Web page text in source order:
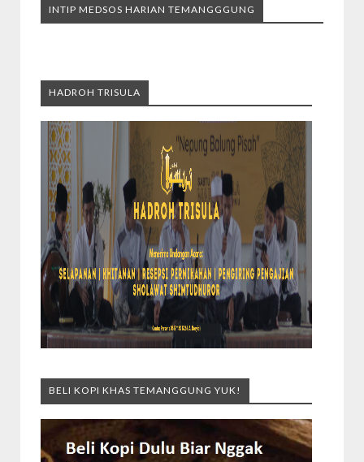
INTIP MEDSOS HARIAN TEMANGGGUNG
HADROH TRISULA
BELI KOPI KHAS TEMANGGUNG YUK!